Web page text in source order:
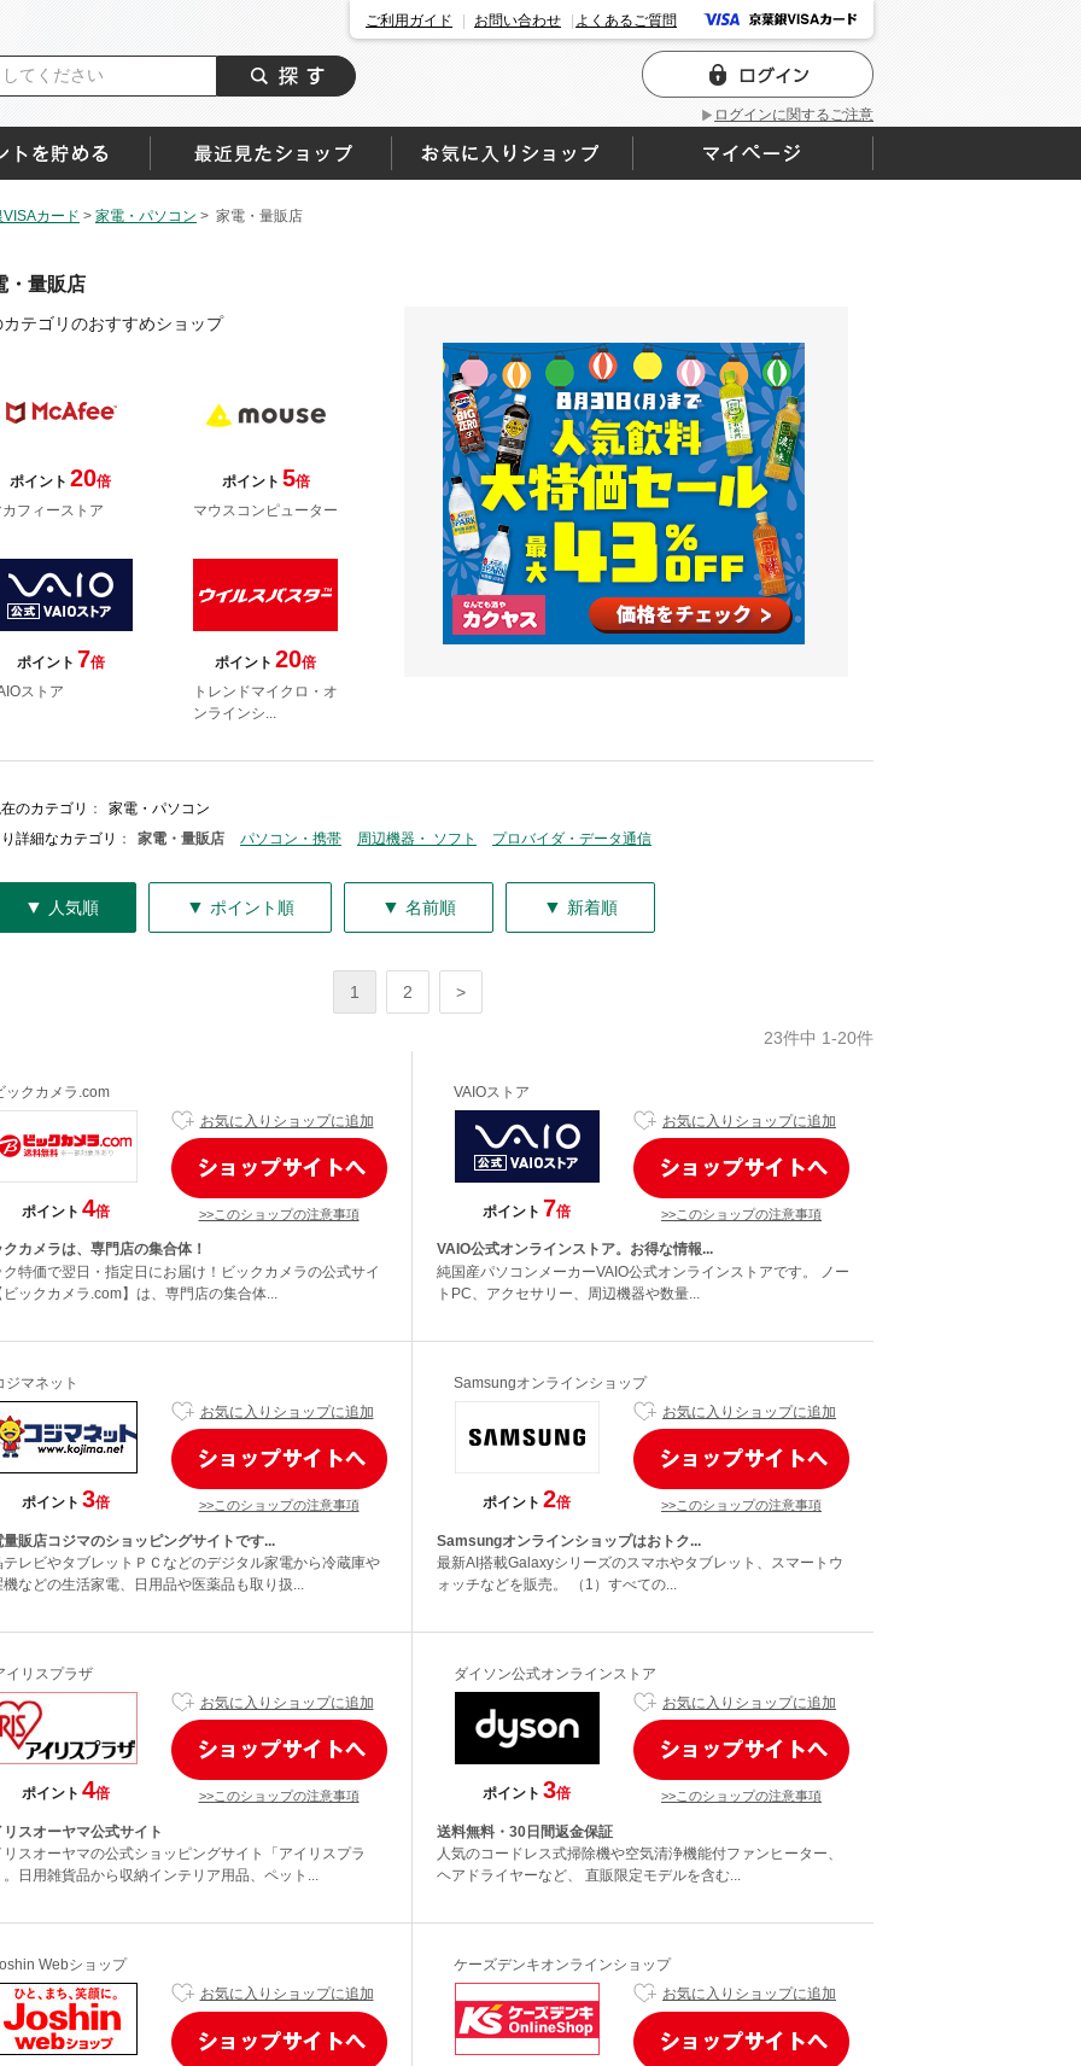
ログインに関するご注意
ご利用ガイド お問い合わせ よくあるご質問
カード > 家電・パソコン > 家電・量販店
・量販店
カテゴリのおすすめショップ
ポイント 20倍
カフィーストア
ポイント 5倍
マウスコンピューター
ポイント 7倍
ストア
ポイント 20倍
トレンドマイクロ・オ
ンラインシ...
のカテゴリ ：
家電・パソコン
詳細なカテゴリ ： 家電・量販店 パソコン・携帯 周辺機器・ ソフト プロバイダ・データ通信
▼ 人気順 ▼ ポイント順 ▼ 名前順 ▼ 新着順
1 2 >
23件中 1-20件
ックカメラ.com
ポイント 4倍
お気に入りショップに追加
>>このショップの注意事項
クカメラは、専門店の集合体！
ク特価で翌日・指定日にお届け！ビックカメラの公式サイ
ビックカメラ.com】は、専門店の集合体...
VAIOストア
ポイント 7倍
お気に入りショップに追加
>>このショップの注意事項
VAIO公式オンラインストア。お得な情報...
純国産パソコンメーカーVAIO公式オンラインストアです。 ノー
トPC、アクセサリー、周辺機器や数量...
ジマネット
ポイント 3倍
お気に入りショップに追加
>>このショップの注意事項
量販店コジマのショッピングサイトです...
テレビやタブレットＰＣなどのデジタル家電から冷蔵庫や
などの生活家電、日用品や医薬品も取り扱...
Samsungオンラインショップ
ポイント 2倍
お気に入りショップに追加
>>このショップの注意事項
Samsungオンラインショップはおトク...
最新AI搭載Galaxyシリーズのスマホやタブレット、スマートウ
ォッチなどを販売。 （1）すべての...
イリスプラザ
ポイント 4倍
お気に入りショップに追加
>>このショップの注意事項
リスオーヤマ公式サイト
リスオーヤマの公式ショッピングサイト「アイリスプラ
日用雑貨品から収納インテリア用品、ペット...
ダイソン公式オンラインストア
ポイント 3倍
お気に入りショップに追加
>>このショップの注意事項
送料無料・30日間返金保証
人気のコードレス式掃除機や空気清浄機能付ファンヒーター、
ヘアドライヤーなど、 直販限定モデルを含む...
Webショップ
お気に入りショップに追加
ケーズデンキオンラインショップ
お気に入りショップに追加